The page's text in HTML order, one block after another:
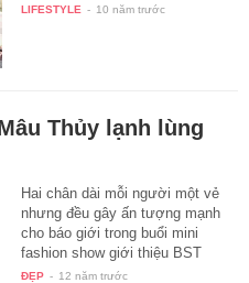
LIFESTYLE - 10 năm trước
Thủy lạnh lùng
Hai chân dài mỗi người một vẻ
nhưng đều gây ấn tượng mạnh
cho báo giới trong buổi mini
fashion show giới thiệu BST
thời…
ĐẸP - 12 năm trước